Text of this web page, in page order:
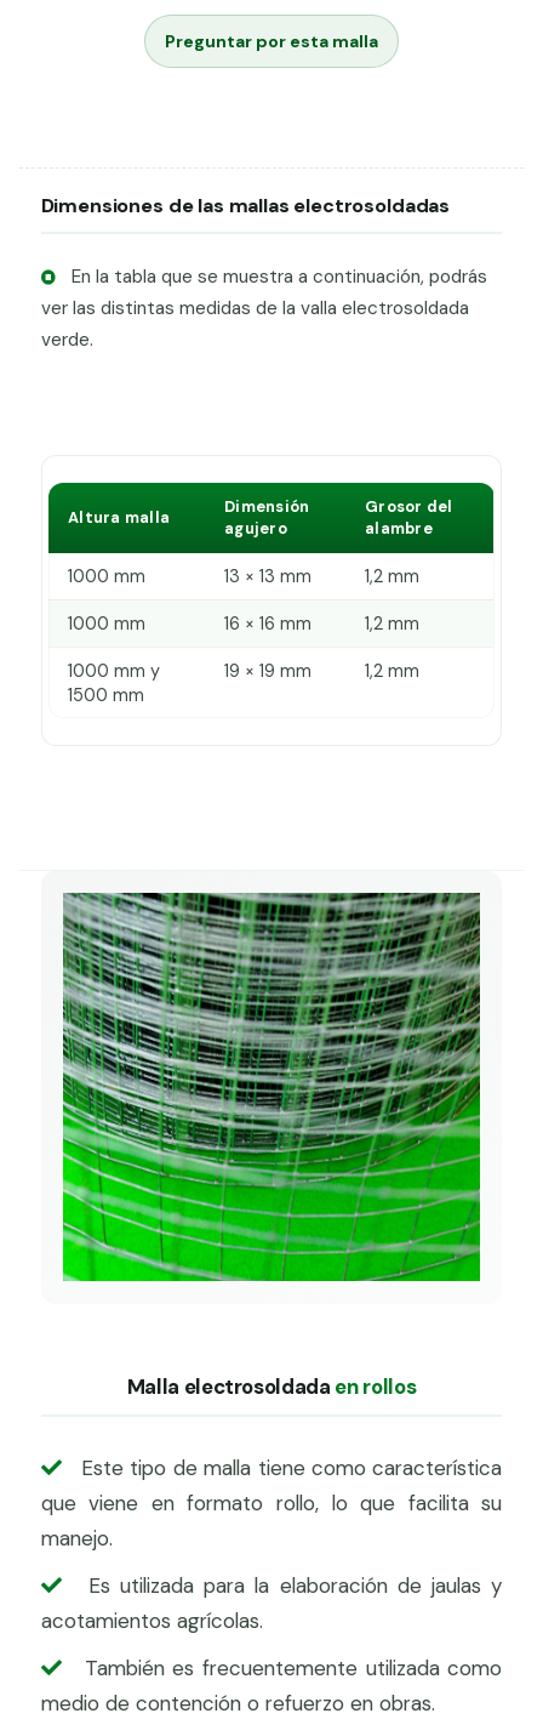
Preguntar por esta malla
Dimensiones de las mallas electrosoldadas
En la tabla que se muestra a continuación, podrás
ver las distintas medidas de la valla electrosoldada
verde.
Altura malla
Dimensión
agujero
Grosor del
alambre
1000 mm 13 × 13 mm 1,2 mm
1000 mm 16 × 16 mm 1,2 mm
1000 mm y
1500 mm
19 × 19 mm 1,2 mm
Malla electrosoldada en rollos
Este tipo de malla tiene como característica
que viene en formato rollo, lo que facilita su
manejo.
Es utilizada para la elaboración de jaulas y
acotamientos agrícolas.
También es frecuentemente utilizada como
medio de contención o refuerzo en obras.